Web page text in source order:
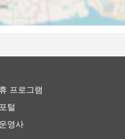
않지만 견딜만하며 목적지
간식, 물, 때로는 세면 도구
까운 도시 외곽에 위치하는
프로그램
털
영사